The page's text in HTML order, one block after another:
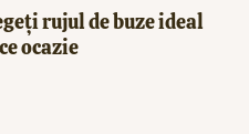
rujul de buze ideal
ocazie